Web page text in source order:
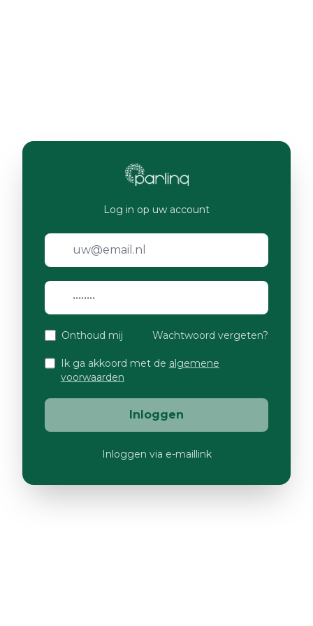
Log in op uw account
Onthoud mij Wachtwoord vergeten?
Ik ga akkoord met de algemene
voorwaarden
Inloggen
Inloggen via e-maillink